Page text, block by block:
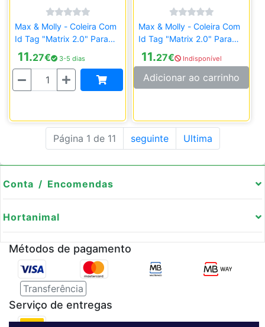
Max & Molly - Coleira Com
Id Tag "Matrix 2.0" Para
Gato - Rosa
11.27€ 3-5 dias
Quantidade
Max & Molly - Coleira Com
Id Tag "Matrix 2.0" Para
Gato - Areia
11.27€ Indisponível
Adicionar ao carrinho
Página 1 de 11 seguinte Ultima
Conta / Encomendas
Hortanimal
Métodos de pagamento
Transferência
Serviço de entregas